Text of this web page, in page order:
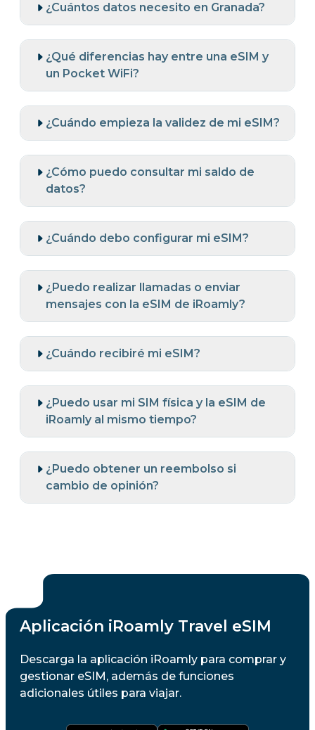
¿Cuántos datos necesito en Granada?
¿Qué diferencias hay entre una eSIM y
un Pocket WiFi?
¿Cuándo empieza la validez de mi eSIM?
¿Cómo puedo consultar mi saldo de
datos?
¿Cuándo debo configurar mi eSIM?
¿Puedo realizar llamadas o enviar
mensajes con la eSIM de iRoamly?
¿Cuándo recibiré mi eSIM?
¿Puedo usar mi SIM física y la eSIM de
iRoamly al mismo tiempo?
¿Puedo obtener un reembolso si
cambio de opinión?
Aplicación iRoamly Travel eSIM
Descarga la aplicación iRoamly para comprar y
gestionar eSIM, además de funciones
adicionales útiles para viajar.